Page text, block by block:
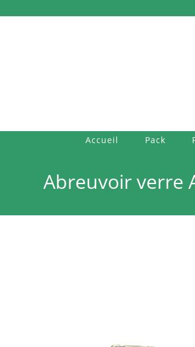
Accueil Pack
Abreuvoir verre